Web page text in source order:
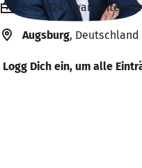
Bis 2024, Teamleiter,
Augsburg, Deutschland
Logg Dich ein, um alle